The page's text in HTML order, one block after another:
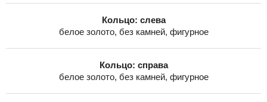
Кольцо: слева
белое золото, без камней, фигурное
Кольцо: справа
белое золото, без камней, фигурное